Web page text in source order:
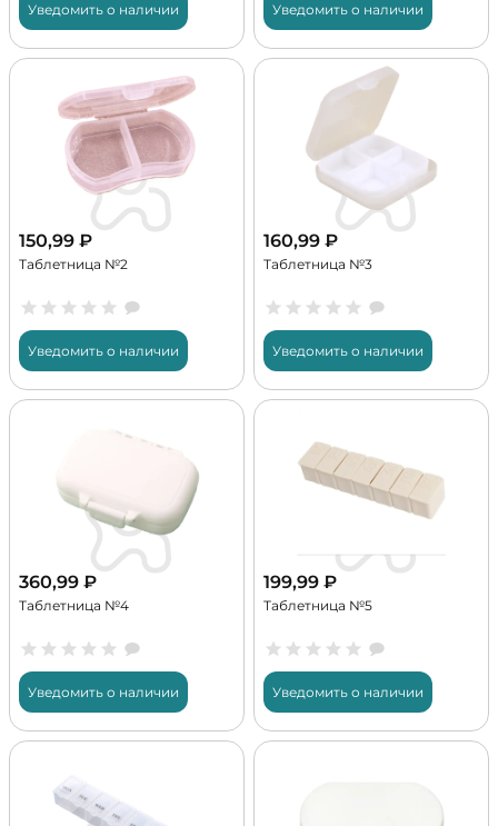
Уведомить о наличии Уведомить о наличии
150,99 ₽
Таблетница №2
Уведомить о наличии
160,99 ₽
Таблетница №3
Уведомить о наличии
360,99 ₽
Таблетница №4
Уведомить о наличии
199,99 ₽
Таблетница №5
Уведомить о наличии